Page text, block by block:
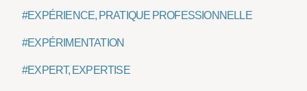
#EXPÉRIENCE, PRATIQUE PROFESSIONNELLE
#EXPÉRIMENTATION
#EXPERT, EXPERTISE